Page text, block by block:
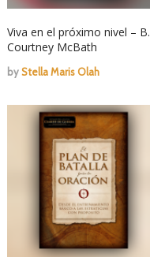
Viva en el próximo nivel – B.
Courtney McBath
byStella Maris Olah